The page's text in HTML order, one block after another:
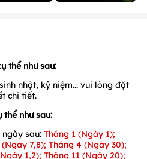
thể như sau:
nhật, kỷ niệm... vui lòng đặt
chi tiết.
thể như sau:
sau: Tháng 1 (Ngày 1);
7,8); Tháng 4 (Ngày 30);
1,2); Tháng 11 (Ngày 20);